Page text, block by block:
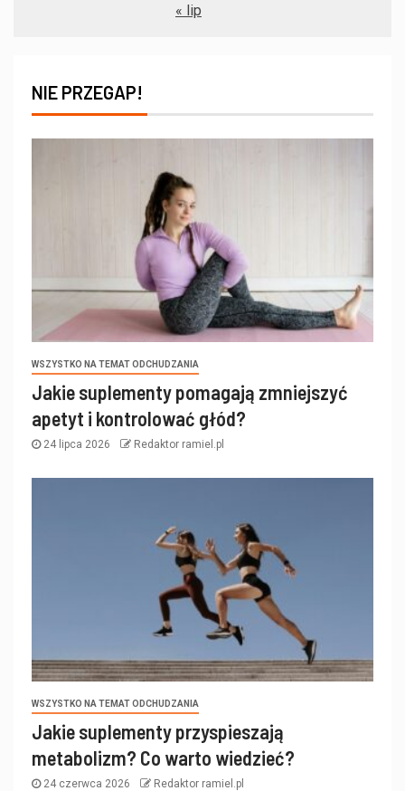
« lip
NIE PRZEGAP!
WSZYSTKO NA TEMAT ODCHUDZANIA
Jakie suplementy pomagają zmniejszyć
apetyt i kontrolować głód?
24 lipca 2026 Redaktor ramiel.pl
WSZYSTKO NA TEMAT ODCHUDZANIA
Jakie suplementy przyspieszają
metabolizm? Co warto wiedzieć?
24 czerwca 2026 Redaktor ramiel.pl